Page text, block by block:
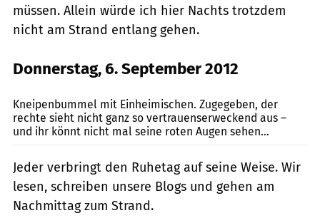
müssen. Allein würde ich hier Nachts trotzdem
nicht am Strand entlang gehen.
Donnerstag, 6. September 2012
Kneipenbummel mit Einheimischen. Zugegeben, der
rechte sieht nicht ganz so vertrauenserweckend aus –
und ihr könnt nicht mal seine roten Augen sehen…
Jeder verbringt den Ruhetag auf seine Weise. Wir
lesen, schreiben unsere Blogs und gehen am
Nachmittag zum Strand.